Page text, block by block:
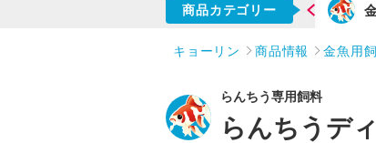
商品カテゴリー
錦鯉用飼料
キョーリン 商品情報 金魚用
らんちう専用飼料
らんちうデ